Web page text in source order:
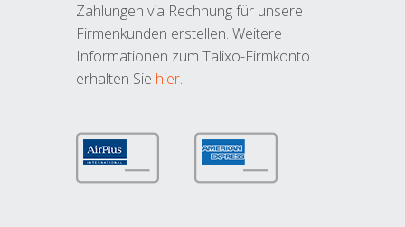
Zahlungen via Rechnung für unsere
Firmenkunden erstellen. Weitere
Informationen zum Talixo-Firmkonto
erhalten Sie hier.